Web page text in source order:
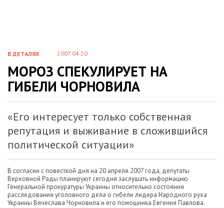
В ДЕТАЛЯХ 2007.04.20
МОРОЗ СПЕКУЛИРУЕТ НА
ГИБЕЛИ ЧОРНОВИЛА
«Его интересует только собственная
репутация и выживание в сложившийся
политической ситуации»
В согласии с повесткой дня на 20 апреля 2007 года, депутаты
Верховной Рады планируют сегодня заслушать информацию
Генеральной прокуратуры Украины относительно состояния
расследования уголовного дела о гибели лидера Народного руха
Украины Вячеслава Чорновила и его помощника Евгения Павлова.